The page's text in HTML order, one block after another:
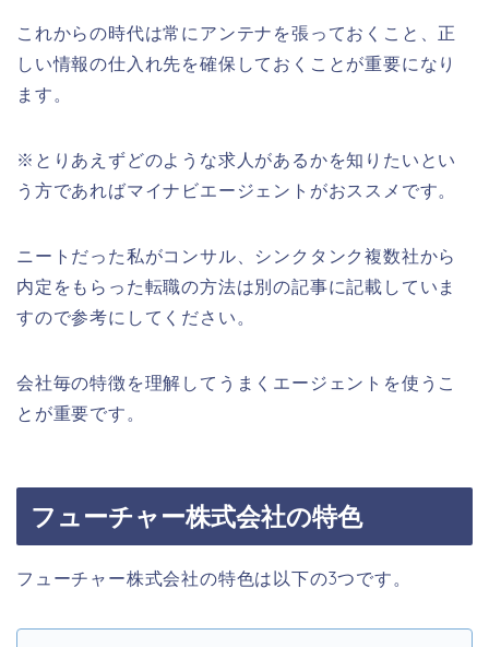
これからの時代は常にアンテナを張っておくこと、正
しい情報の仕入れ先を確保しておくことが重要になり
ます。
※とりあえずどのような求人があるかを知りたいとい
う方であればマイナビエージェントがおススメです。
ニートだった私がコンサル、シンクタンク複数社から
内定をもらった転職の方法は別の記事に記載していま
すので参考にしてください。
会社毎の特徴を理解してうまくエージェントを使うこ
とが重要です。
フューチャー株式会社の特色
フューチャー株式会社の特色は以下の3つです。